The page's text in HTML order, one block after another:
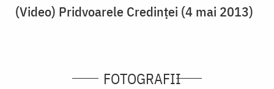
(Video) Pridvoarele Credinței (4 mai 2013)
FOTOGRAFII